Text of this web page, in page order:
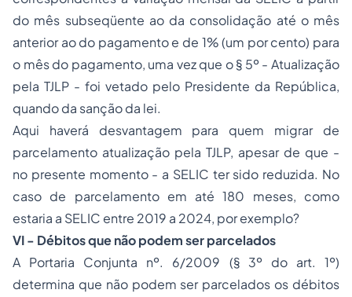
do mês subseqüente ao da consolidação até o mês
anterior ao do pagamento e de 1% (um por cento) para
o mês do pagamento, uma vez que o § 5º - Atualização
pela TJLP - foi vetado pelo Presidente da República,
quando da sanção da lei.
Aqui haverá desvantagem para quem migrar de
parcelamento atualização pela TJLP, apesar de que -
no presente momento - a SELIC ter sido reduzida. No
caso de parcelamento em até 180 meses, como
estaria a SELIC entre 2019 a 2024, por exemplo?
VI - Débitos que não podem ser parcelados
A Portaria Conjunta nº. 6/2009 (§ 3º do art. 1º)
determina que não podem ser parcelados os débitos